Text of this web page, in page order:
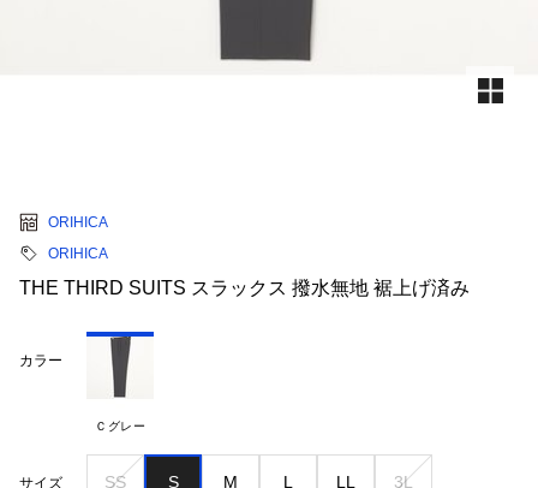
ORIHICA
ORIHICA
THE THIRD SUITS スラックス 撥水無地 裾上げ済み
カラー
Ｃグレー
サイズ SS S M L LL 3L